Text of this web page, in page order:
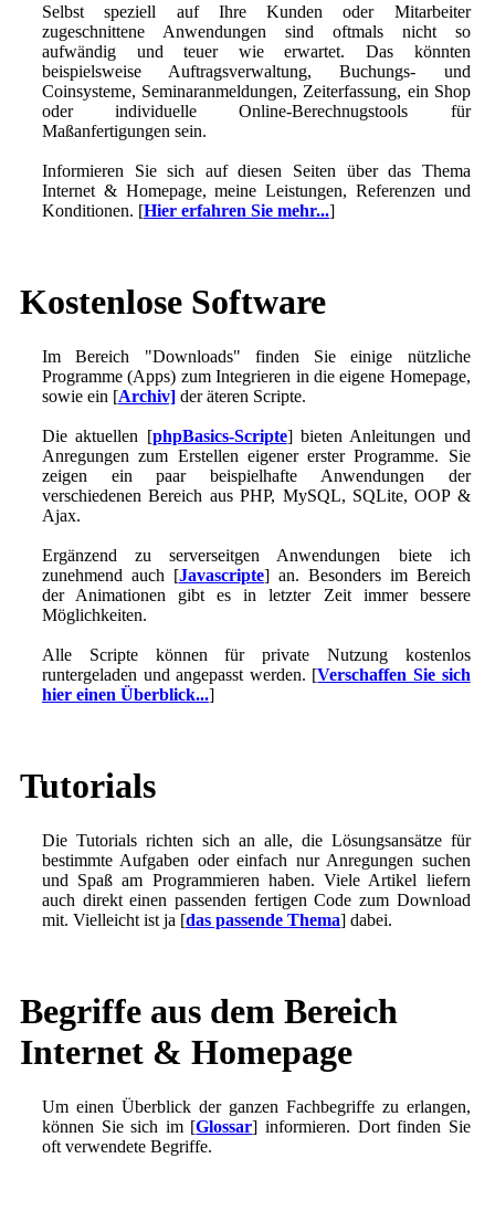
Selbst speziell auf Ihre Kunden oder Mitarbeiter
zugeschnittene Anwendungen sind oftmals nicht so
aufwändig und teuer wie erwartet. Das könnten
beispielsweise Auftragsverwaltung, Buchungs- und
Coinsysteme, Seminaranmeldungen, Zeiterfassung, ein Shop
oder individuelle Online-Berechnugstools für
Maßanfertigungen sein.
Informieren Sie sich auf diesen Seiten über das Thema
Internet & Homepage, meine Leistungen, Referenzen und
Konditionen. [Hier erfahren Sie mehr...]
Kostenlose Software
Im Bereich "Downloads" finden Sie einige nützliche
Programme (Apps) zum Integrieren in die eigene Homepage,
sowie ein [Archiv] der äteren Scripte.
Die aktuellen [phpBasics-Scripte] bieten Anleitungen und
Anregungen zum Erstellen eigener erster Programme. Sie
zeigen ein paar beispielhafte Anwendungen der
verschiedenen Bereich aus PHP, MySQL, SQLite, OOP &
Ajax.
Ergänzend zu serverseitgen Anwendungen biete ich
zunehmend auch [Javascripte] an. Besonders im Bereich
der Animationen gibt es in letzter Zeit immer bessere
Möglichkeiten.
Alle Scripte können für private Nutzung kostenlos
runtergeladen und angepasst werden. [Verschaffen Sie sich
hier einen Überblick...]
Tutorials
Die Tutorials richten sich an alle, die Lösungsansätze für
bestimmte Aufgaben oder einfach nur Anregungen suchen
und Spaß am Programmieren haben. Viele Artikel liefern
auch direkt einen passenden fertigen Code zum Download
mit. Vielleicht ist ja [das passende Thema] dabei.
Begriffe aus dem Bereich
Internet & Homepage
Um einen Überblick der ganzen Fachbegriffe zu erlangen,
können Sie sich im [Glossar] informieren. Dort finden Sie
oft verwendete Begriffe.